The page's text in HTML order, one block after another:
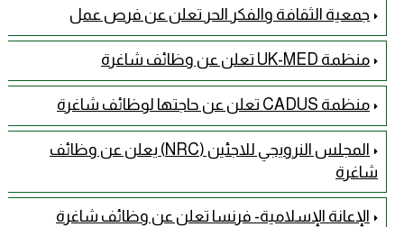
جمعية الثقافة والفكر الحر تعلن عن فرص عمل
منظمة UK-MED تعلن عن وظائف شاغرة
منظمة CADUS تعلن عن حاجتها لوظائف شاغرة
المجلس النرويجي للاجئين (NRC) يعلن عن وظائف
شاغرة
الإعانة الإسلامية- فرنسا تعلن عن وظائف شاغرة